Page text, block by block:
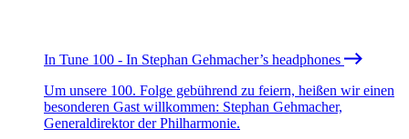
In Tune 100 - In Stephan Gehmacher’s headphones
Um unsere 100. Folge gebührend zu feiern, heißen wir einen
besonderen Gast willkommen: Stephan Gehmacher,
Generaldirektor der Philharmonie.